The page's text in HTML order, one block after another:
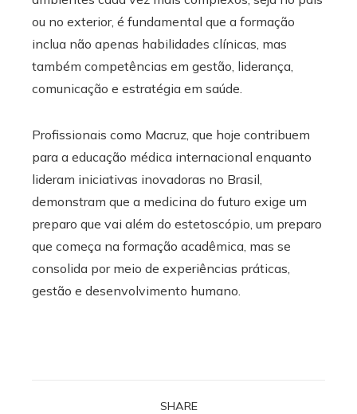
ou no exterior, é fundamental que a formação
inclua não apenas habilidades clínicas, mas
também competências em gestão, liderança,
comunicação e estratégia em saúde.
Profissionais como Macruz, que hoje contribuem
para a educação médica internacional enquanto
lideram iniciativas inovadoras no Brasil,
demonstram que a medicina do futuro exige um
preparo que vai além do estetoscópio, um preparo
que começa na formação acadêmica, mas se
consolida por meio de experiências práticas,
gestão e desenvolvimento humano.
SHARE